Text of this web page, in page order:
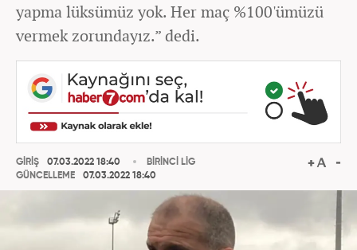
yapma lüksümüz yok. Her maç %100'ümüzü
vermek zorundayız.” dedi.
GİRİŞ
07.03.2022 18:40
GÜNCELLEME
07.03.2022 18:40
BİRİNCİ LİG